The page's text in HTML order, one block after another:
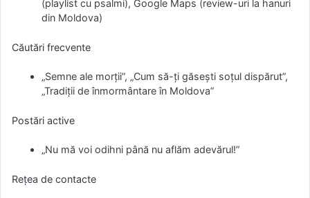
(playlist cu psalmi), Google Maps (review-uri la hanuri
din Moldova)
Căutări frecvente
„Semne ale morții”, „Cum să-ți găsești soțul dispărut”,
„Tradiții de înmormântare în Moldova”
Postări active
„Nu mă voi odihni până nu aflăm adevărul!”
Rețea de contacte